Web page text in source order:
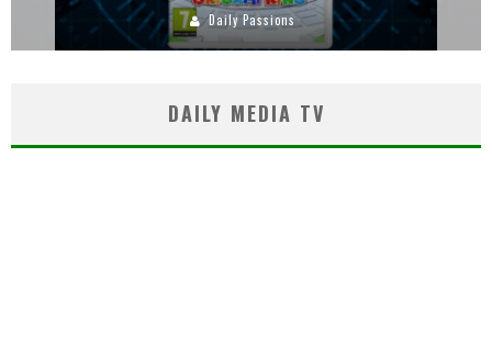
Daily Passions
DAILY MEDIA TV